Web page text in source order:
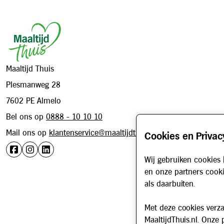
Maaltijd Thuis
Plesmanweg 28
7602 PE Almelo
Bel ons op 0888 - 10 10 10
Mail ons op klantenservice@maaltijdthuis.nlCookies en
Wij gebruiken cookies
en onze partners
als daarbuiten.
Met deze cookies
MaaltijdThuis.nl.